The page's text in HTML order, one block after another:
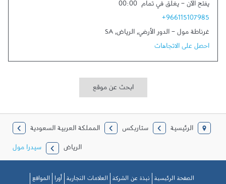
يفتح الآن - يغلق في تمام 00:00
+966115107985
غرناطة مول - الدور الأرضي, الرياض,
SA
احصل على الاتجاهات
ابحث عن موقع
الرئيسية ستاربكس
المملكة العربية السعودية
الرياض
سيدرا مول
الصفحة الرئيسية نبذة عن الشركة العلامات التجارية أورا المواقع